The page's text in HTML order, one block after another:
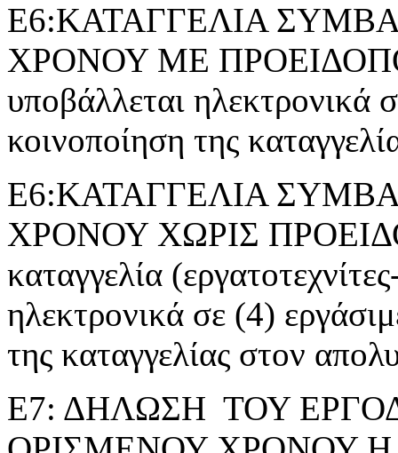
Ε6:ΚΑΤΑΓΓΕΛΙΑ
ΧΡΟΝΟΥ ΜΕ
υποβάλλεται ηλεκτρονικά
κοινοποίηση της
Ε6:ΚΑΤΑΓΓΕΛΙΑ
ΧΡΟΝΟΥ ΧΩΡΙΣ
καταγγελία
ηλεκτρονικά σε (4)
της καταγγελίας στον
Ε7: ΔΗΛΩΣΗ ΤΟΥ